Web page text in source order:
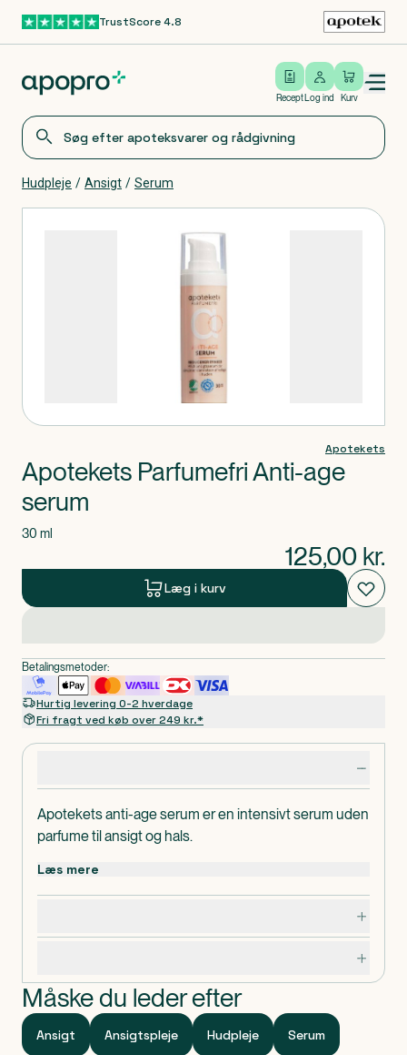
Gå til hovedindholdTrustScore 4.8
Recept
Log ind
Log ind Kurv
Open/close menu
Hudpleje / Ansigt / Serum
Apotekets anti-age serum er en intensivt serum uden
parfume til ansigt og hals.
Læs mere
Måske du leder efter
Ansigt Ansigtspleje Hudpleje Serum
Apotekets
Apotekets Parfumefri Anti-age
serum
30 ml
125,00 kr.
Læg i kurv
Betalingsmetoder:
Hurtig levering 0-2 hverdage
Fri fragt ved køb over 249 kr.*